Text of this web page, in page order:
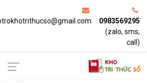
0983569295
(zalo, sms,
call)